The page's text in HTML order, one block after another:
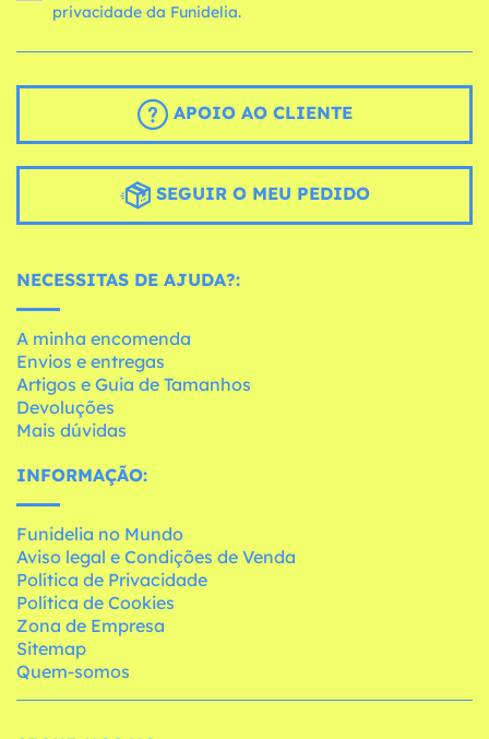
privacidade da Funidelia.
APOIO AO CLIENTE
SEGUIR O MEU PEDIDO
NECESSITAS DE AJUDA?:
A minha encomenda
Envios e entregas
Artigos e Guia de Tamanhos
Devoluções
Mais dúvidas
INFORMAÇÃO:
Funidelia no Mundo
Aviso legal e Condições de Venda
Política de Privacidade
Política de Cookies
Zona de Empresa
Sitemap
Quem-somos